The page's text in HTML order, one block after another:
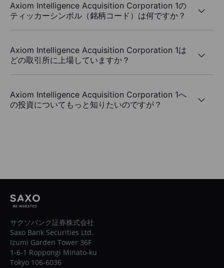
Axiom Intelligence Acquisition Corporation 1の
ティッカーシンボル（銘柄コード）は何ですか？
Axiom Intelligence Acquisition Corporation 1は
どの取引所に上場していますか？
Axiom Intelligence Acquisition Corporation 1へ
の投資についてもっと知りたいのですが？
サクソバンク証券株式会社
Saxo Bank Securities Ltd.
Izumi Garden Tower 36F
1-6-1 Roppongi Minato-ku
Tokyo 106-6036